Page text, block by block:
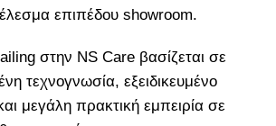
επιπέδου showroom.
στην NS Care βασίζεται σε
τεχνογνωσία, εξειδικευμένο
μεγάλη πρακτική εμπειρία σε